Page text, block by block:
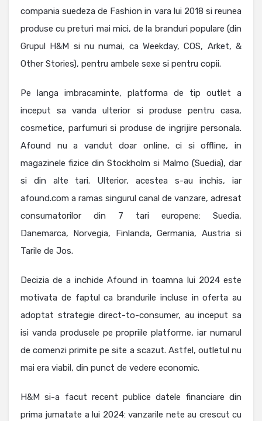
compania suedeza de Fashion in vara lui 2018 si reunea
produse cu preturi mai mici, de la branduri populare (din
Grupul H&M si nu numai, ca Weekday, COS, Arket, &
Other Stories), pentru ambele sexe si pentru copii.
Pe langa imbracaminte, platforma de tip outlet a
inceput sa vanda ulterior si produse pentru casa,
cosmetice, parfumuri si produse de ingrijire personala.
Afound nu a vandut doar online, ci si offline, in
magazinele fizice din Stockholm si Malmo (Suedia), dar
si din alte tari. Ulterior, acestea s-au inchis, iar
afound.com a ramas singurul canal de vanzare, adresat
consumatorilor din 7 tari europene: Suedia,
Danemarca, Norvegia, Finlanda, Germania, Austria si
Tarile de Jos.
Decizia de a inchide Afound in toamna lui 2024 este
motivata de faptul ca brandurile incluse in oferta au
adoptat strategie direct-to-consumer, au inceput sa
isi vanda produsele pe propriile platforme, iar numarul
de comenzi primite pe site a scazut. Astfel, outletul nu
mai era viabil, din punct de vedere economic.
H&M si-a facut recent publice datele financiare din
prima jumatate a lui 2024: vanzarile nete au crescut cu